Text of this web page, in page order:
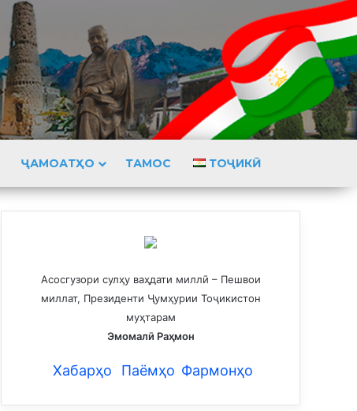
ҶАМОАТҲО ТАМОС ТОҶИКӢ
Асосгузори сулҳу ваҳдати миллӣ – Пешвои
миллат, Президенти Ҷумҳурии Тоҷикистон
муҳтарам
Эмомалӣ Раҳмон
Хабарҳо Паёмҳо Фармонҳо